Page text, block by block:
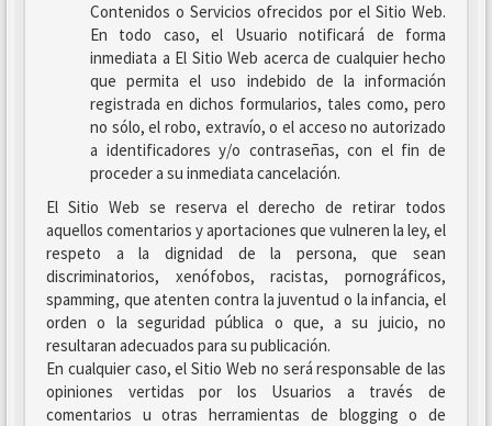
Contenidos o Servicios ofrecidos por el Sitio Web.
En todo caso, el Usuario notificará de forma
inmediata a El Sitio Web acerca de cualquier hecho
que permita el uso indebido de la información
registrada en dichos formularios, tales como, pero
no sólo, el robo, extravío, o el acceso no autorizado
a identificadores y/o contraseñas, con el fin de
proceder a su inmediata cancelación.
El Sitio Web se reserva el derecho de retirar todos
aquellos comentarios y aportaciones que vulneren la ley, el
respeto a la dignidad de la persona, que sean
discriminatorios, xenófobos, racistas, pornográficos,
spamming, que atenten contra la juventud o la infancia, el
orden o la seguridad pública o que, a su juicio, no
resultaran adecuados para su publicación.
En cualquier caso, el Sitio Web no será responsable de las
opiniones vertidas por los Usuarios a través de
comentarios u otras herramientas de blogging o de